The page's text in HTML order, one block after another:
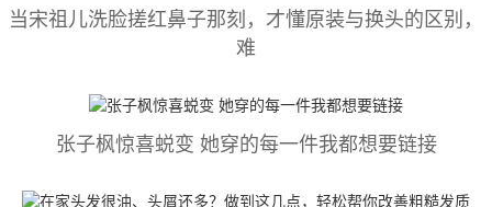
当宋祖儿洗脸搓红鼻子那刻，才懂原装与换头的区别，
难
张子枫惊喜蜕变 她穿的每一件我都想要链接